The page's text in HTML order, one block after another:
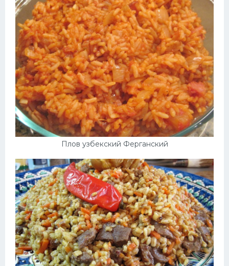
Плов узбекский Ферганский